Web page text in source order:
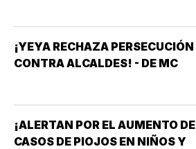
¡YEYA RECHAZA PERSECUCIÓN
CONTRA ALCALDES! - DE MC
¡ALERTAN POR EL AUMENTO DE
CASOS DE PIOJOS EN NIÑOS Y